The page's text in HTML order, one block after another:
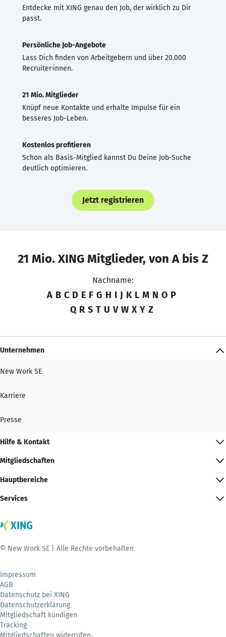
Entdecke mit XING genau den Job, der wirklich zu Dir
passt.
Persönliche Job-Angebote
Lass Dich finden von Arbeitgebern und über 20.000
Recruiter·innen.
21 Mio. Mitglieder
Knüpf neue Kontakte und erhalte Impulse für ein
besseres Job-Leben.
Kostenlos profitieren
Schon als Basis-Mitglied kannst Du Deine Job-Suche
deutlich optimieren.
Jetzt registrieren
21 Mio. XING Mitglieder, von A bis Z
Nachname:
A B C D E F G H I J K L M N O P
Q R S T U V W X Y Z
Unternehmen
New Work SE
Karriere
Presse
Hilfe & Kontakt
Mitgliedschaften
Hauptbereiche
Services
© New Work SE | Alle Rechte vorbehalten
Impressum
AGB
Datenschutz bei XING
Datenschutzerklärung
Mitgliedschaft kündigen
Tracking
Mitgliedschaften widerrufen